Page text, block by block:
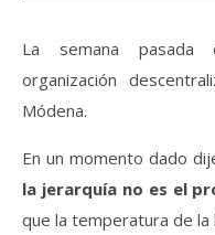
La semana pasada
organización
Módena.
En un momento dado
la jerarquía no es el
que la temperatura de la